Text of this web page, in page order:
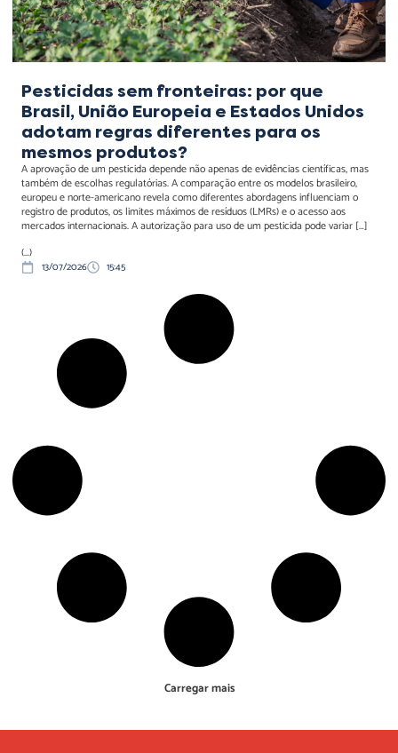
Pesticidas sem fronteiras: por que
Brasil, União Europeia e Estados Unidos
adotam regras diferentes para os
mesmos produtos?
A aprovação de um pesticida depende não apenas de evidências científicas, mas
também de escolhas regulatórias. A comparação entre os modelos brasileiro,
europeu e norte-americano revela como diferentes abordagens influenciam o
registro de produtos, os limites máximos de resíduos (LMRs) e o acesso aos
mercados internacionais. A autorização para uso de um pesticida pode variar […]
(...)
13/07/2026 15:45
Carregar mais